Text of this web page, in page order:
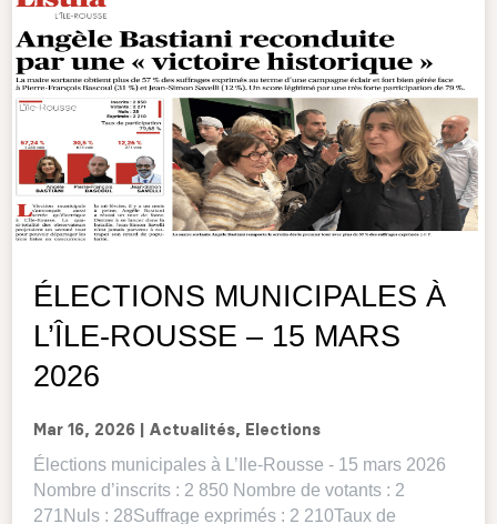
ÉLECTIONS MUNICIPALES À
L’ÎLE-ROUSSE – 15 MARS
2026
Mar 16, 2026 Actualités, Elections
Élections municipales à L’Ile-Rousse - 15 mars 2026
Nombre d’inscrits : 2 850 Nombre de votants : 2
271Nuls : 28Suffrage exprimés : 2 210Taux de